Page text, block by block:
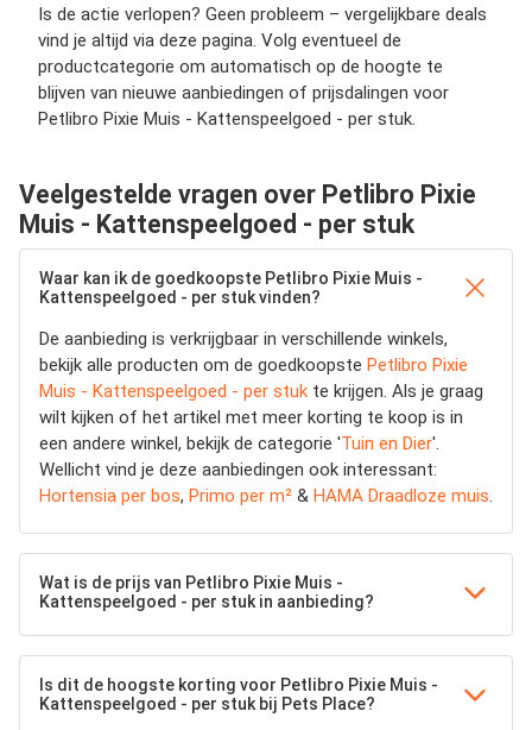
Is de actie verlopen? Geen probleem – vergelijkbare deals
vind je altijd via deze pagina. Volg eventueel de
productcategorie om automatisch op de hoogte te
blijven van nieuwe aanbiedingen of prijsdalingen voor
Petlibro Pixie Muis - Kattenspeelgoed - per stuk.
Veelgestelde vragen over Petlibro Pixie
Muis - Kattenspeelgoed - per stuk
Waar kan ik de goedkoopste Petlibro Pixie Muis -
Kattenspeelgoed - per stuk vinden?
De aanbieding is verkrijgbaar in verschillende winkels,
bekijk alle producten om de goedkoopste Petlibro Pixie
Muis - Kattenspeelgoed - per stuk te krijgen. Als je graag
wilt kijken of het artikel met meer korting te koop is in
een andere winkel, bekijk de categorie 'Tuin en Dier'.
Wellicht vind je deze aanbiedingen ook interessant:
Hortensia per bos, Primo per m² & HAMA Draadloze muis.
Wat is de prijs van Petlibro Pixie Muis -
Kattenspeelgoed - per stuk in aanbieding?
Is dit de hoogste korting voor Petlibro Pixie Muis -
Kattenspeelgoed - per stuk bij Pets Place?